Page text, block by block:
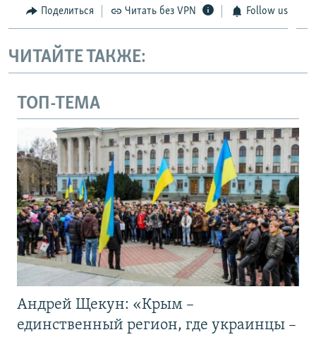
Поделиться Читать без VPN Follow us
ЧИТАЙТЕ ТАКЖЕ:
ТОП-ТЕМА
Андрей Щекун: «Крым –
единственный регион, где украинцы –